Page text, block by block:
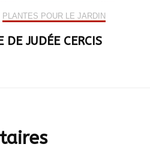
PLANTES POUR LE JARDIN
DE JUDÉE CERCIS